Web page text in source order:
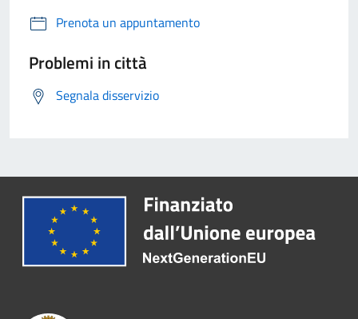
Prenota un appuntamento
Problemi in città
Segnala disservizio